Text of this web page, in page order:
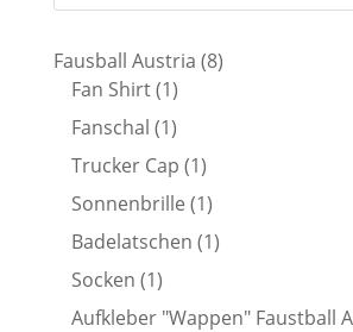
Fausball Austria 88
Fan Shirt 11
Produkt
Fanschal 11
Produkt
Trucker Cap 11
Produkt
Sonnenbrille 11
Produkt
Badelatschen 11
Socken 11
Produkt
Aufkleber "Wappen" Faustball